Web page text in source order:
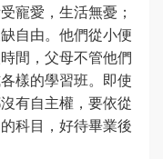
寵愛，生活無憂；
自由。他們從小便
間，父母不管他們
樣的學習班。即使
有自主權，要依從
科目，好待畢業後